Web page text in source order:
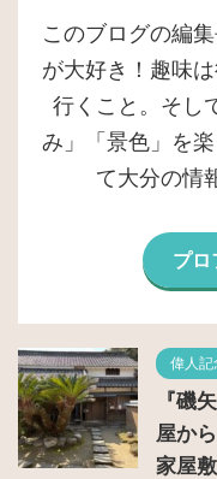
このブログの編
が大好き！趣味
行くこと。そし
み」「景色」を
て大分の情
プロ
偉人記
『磯
屋か
家屋敷